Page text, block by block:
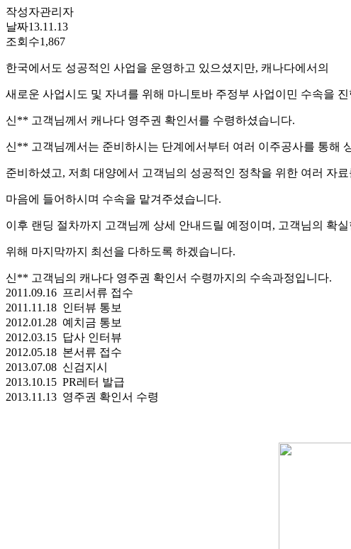
작성자관리자
날짜13.11.13
조회수1,867
한국에서도 성공적인 사업을 운영하고 있으셨지만, 캐나다에서의
새로운 사업시도 및 자녀를 위해 마니토바 주정부 사업이민 수속을 진
신** 고객님께서 캐나다 영주권 확인서를 수령하셨습니다.
신** 고객님께서는 준비하시는 단계에서부터 여러 이주공사를 통해
준비하셨고, 저희 대양에서 고객님의 성공적인 정착을 위한 여러 자료
마음에 들어하시며 수속을 맡겨주셨습니다.
이후 랜딩 절차까지 고객님께 상세 안내드릴 예정이며, 고객님의 확
위해 마지막까지 최선을 다하도록 하겠습니다.
신** 고객님의 캐나다 영주권 확인서 수령까지의 수속과정입니다.
2011.09.16 프리서류 접수
2011.11.18 인터뷰 통보
2012.01.28 예치금 통보
2012.03.15 답사 인터뷰
2012.05.18 본서류 접수
2013.07.08 신검지시
2013.10.15 PR레터 발급
2013.11.13 영주권 확인서 수령